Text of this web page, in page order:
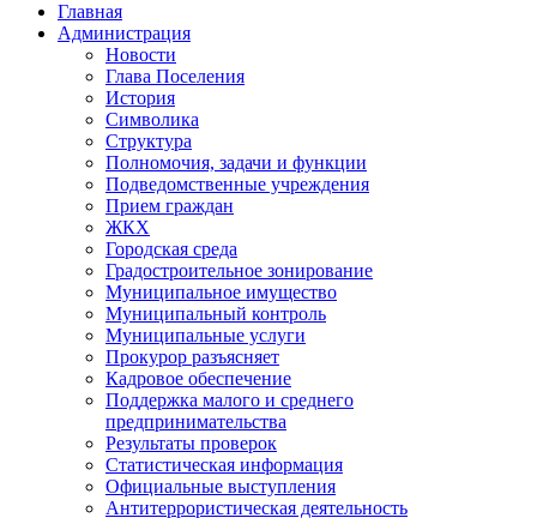
Главная
Администрация
Новости
Глава Поселения
История
Символика
Структура
Полномочия, задачи и функции
Подведомственные учреждения
Прием граждан
ЖКХ
Городская среда
Градостроительное зонирование
Муниципальное имущество
Муниципальный контроль
Муниципальные услуги
Прокурор разъясняет
Кадровое обеспечение
Поддержка малого и среднего
предпринимательства
Результаты проверок
Статистическая информация
Официальные выступления
Антитеррористическая деятельность